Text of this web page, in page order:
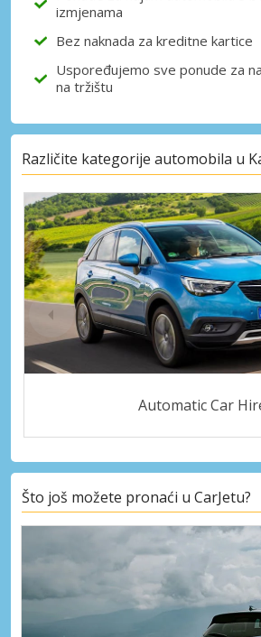
izmjenama
Bez naknada za kreditne kartice
Uspoređujemo sve ponude za
na tržištu
Različite kategorije automobila u
Automatic Car
Što još možete pronaći u CarJetu?